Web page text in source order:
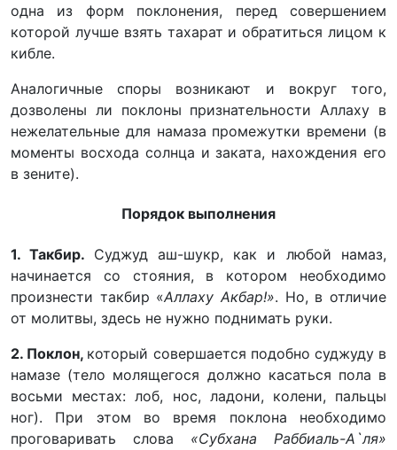
одна из форм поклонения, перед совершением
которой лучше взять тахарат и обратиться лицом к
кибле.
Аналогичные споры возникают и вокруг того,
дозволены ли поклоны признательности Аллаху в
нежелательные для намаза промежутки времени (в
моменты восхода солнца и заката, нахождения его
в зените).
Порядок выполнения
1. Такбир. Суджуд аш-шукр, как и любой намаз,
начинается со стояния, в котором необходимо
произнести такбир «Аллаху Акбар!». Но, в отличие
от молитвы, здесь не нужно поднимать руки.
2. Поклон, который совершается подобно суджуду в
намазе (тело молящегося должно касаться пола в
восьми местах: лоб, нос, ладони, колени, пальцы
ног). При этом во время поклона необходимо
проговаривать слова «Субхана Раббиаль-А`ля»